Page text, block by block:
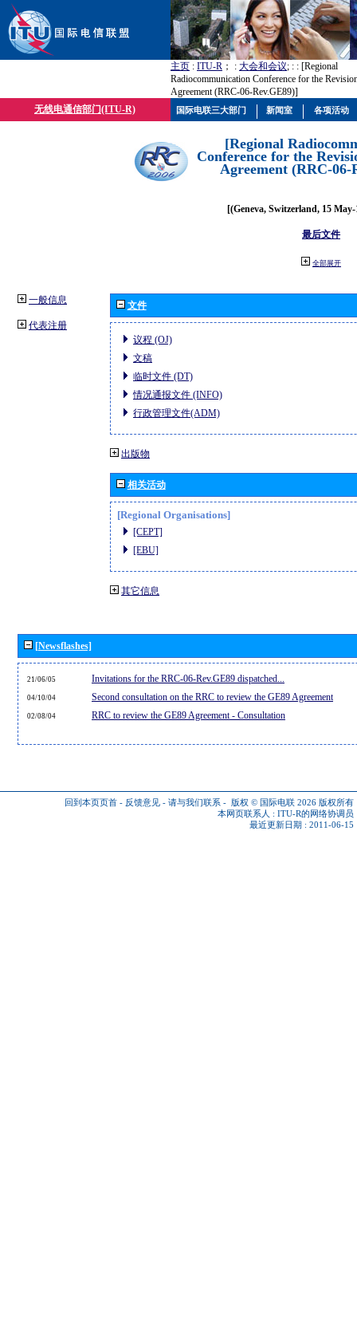
主页 : ITU-R ； : 大会和会议; : : [Regional
Radiocommunication Conference for the
Agreement (RRC-06-Rev.GE89)]
无线电通信部门(ITU-R)
[Regional
Conference for the
Agreement (RRC-06-
[(Geneva, Switzerland, 15
最后文件
全部展开
一般信息
代表注册
文件
议程 (OJ)
文稿
临时文件 (DT)
情况通报文件 (INFO)
行政管理文件(ADM)
出版物
相关活动
[Regional Organisations]
[CEPT]
[EBU]
其它信息
[Newsflashes]
21/06/05 Invitations for the RRC-06-Rev.GE89 dispatched...
04/10/04 Second consultation on the RRC to review the GE89 Agreement
02/08/04 RRC to review the GE89 Agreement - Consultation
回到本页页首 - 反馈意见 - 请与我们联系 - 版权 © 国际电联 2026 版权所有
本网页联系人 : ITU-R的网络协调员
最近更新日期 : 2011-06-15
国际电联三大部门 新闻室 各项活动